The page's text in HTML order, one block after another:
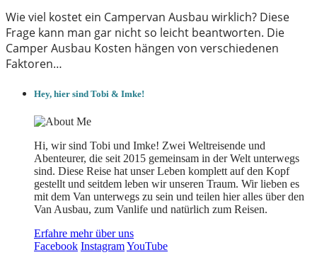
Wie viel kostet ein Campervan Ausbau wirklich? Diese
Frage kann man gar nicht so leicht beantworten. Die
Camper Ausbau Kosten hängen von verschiedenen
Faktoren…
Hey, hier sind Tobi & Imke!
Hi, wir sind Tobi und Imke! Zwei Weltreisende und
Abenteurer, die seit 2015 gemeinsam in der Welt unterwegs
sind. Diese Reise hat unser Leben komplett auf den Kopf
gestellt und seitdem leben wir unseren Traum. Wir lieben es
mit dem Van unterwegs zu sein und teilen hier alles über den
Van Ausbau, zum Vanlife und natürlich zum Reisen.
Erfahre mehr über uns
Facebook InstagramYouTube